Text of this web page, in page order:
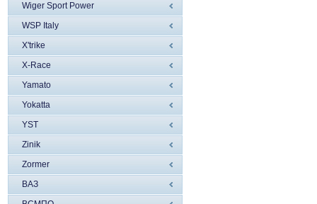
Wiger Sport Power
WSP Italy
X'trike
X-Race
Yamato
Yokatta
YST
Zinik
Zormer
ВАЗ